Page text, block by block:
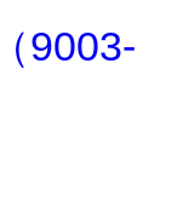
9003-